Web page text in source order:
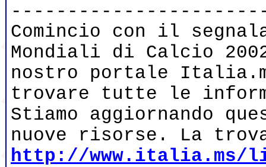
Comincio con il
Mondiali di Calcio
nostro portale
trovare tutte le
Stiamo aggiornando
nuove risorse. La
http://www.italia.ms/